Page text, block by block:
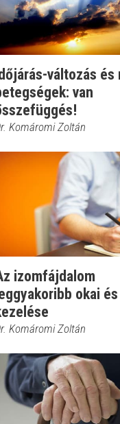
változás és
van
Komáromi Zoltán
izomfájdalom
okai és
Komáromi Zoltán